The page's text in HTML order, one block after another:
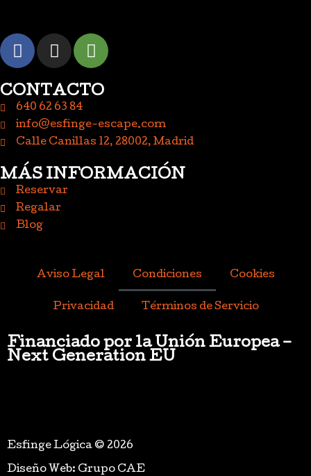
CONTACTO
640 62 63 84
info@esfinge-escape.com
Calle Canillas 12, 28002, Madrid
MÁS INFORMACIÓN
Reservar
Regalar
Blog
Aviso Legal Condiciones Cookies
Privacidad Términos de Servicio
Financiado por la Unión Europea –
Next Generation EU
Esfinge Lógica © 2026
Diseño Web: Grupo CAE